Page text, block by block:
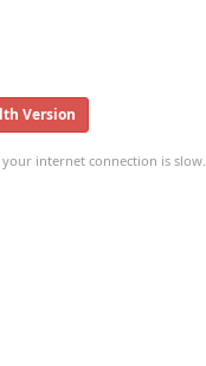
Version
internet connection is slow.